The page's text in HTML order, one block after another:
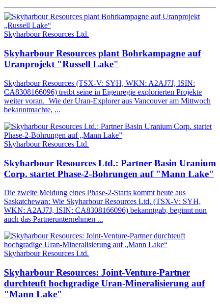
Skyharbour Resources Ltd.
Skyharbour Resources plant Bohrkampagne auf
Uranprojekt "Russell Lake"
Skyharbour Resources (TSX-V: SYH, WKN: A2AJ7J, ISIN:
CA8308166096) treibt seine in Eigenregie explorierten Projekte
weiter voran. Wie der Uran-Explorer aus Vancouver am Mittwoch
bekanntmachte, ...
Skyharbour Resources Ltd.
Skyharbour Resources Ltd.: Partner Basin Uranium
Corp. startet Phase-2-Bohrungen auf "Mann Lake"
Die zweite Meldung eines Phase-2-Starts kommt heute aus
Saskatchewan: Wie Skyharbour Resources Ltd. (TSX-V: SYH,
WKN: A2AJ7J, ISIN: CA8308166096) bekanntgab, beginnt nun
auch das Partnerunternehmen ...
Skyharbour Resources Ltd.
Skyharbour Resources: Joint-Venture-Partner
durchteuft hochgradige Uran-Mineralisierung auf
"Mann Lake"